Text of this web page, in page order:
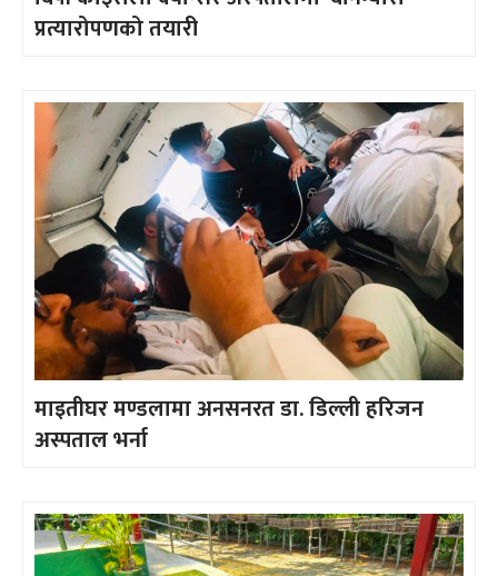
प्रत्यारोपणको तयारी
माइतीघर मण्डलामा अनसनरत डा. डिल्ली हरिजन
अस्पताल भर्ना